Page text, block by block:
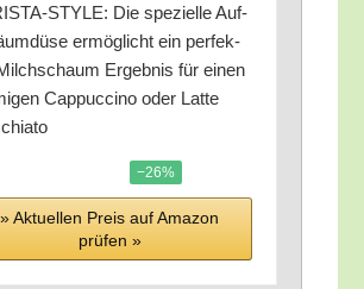
STYLE: Die spe­zi­el­le Auf­
ermög­licht ein per­fek­
Ergeb­nis für einen
Cap­puc­ci­no oder Lat­te
−26%
» Aktu­el­len Preis auf Ama­zon
prü­fen »